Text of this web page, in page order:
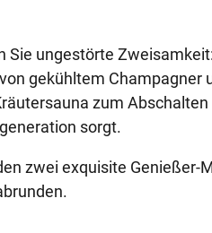
Sie ungestörte
gekühltem Champagner
zum
sorgt.
zwei exquisite Genießer-